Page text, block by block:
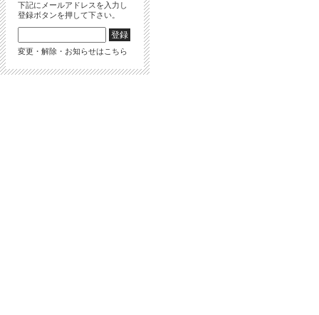
下記にメールアドレスを入力し
登録ボタンを押して下さい。
変更・解除・お知らせはこちら